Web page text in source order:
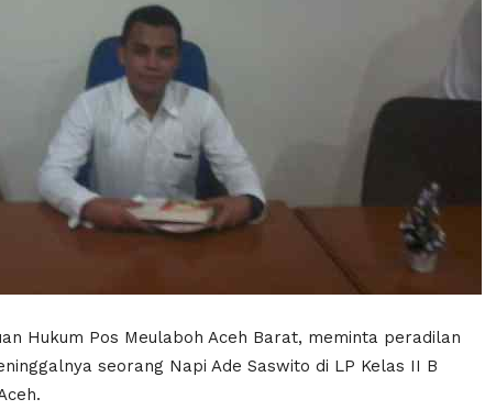
Hukum Pos Meulaboh Aceh Barat, meminta peradilan
seorang Napi Ade Saswito di LP Kelas II B